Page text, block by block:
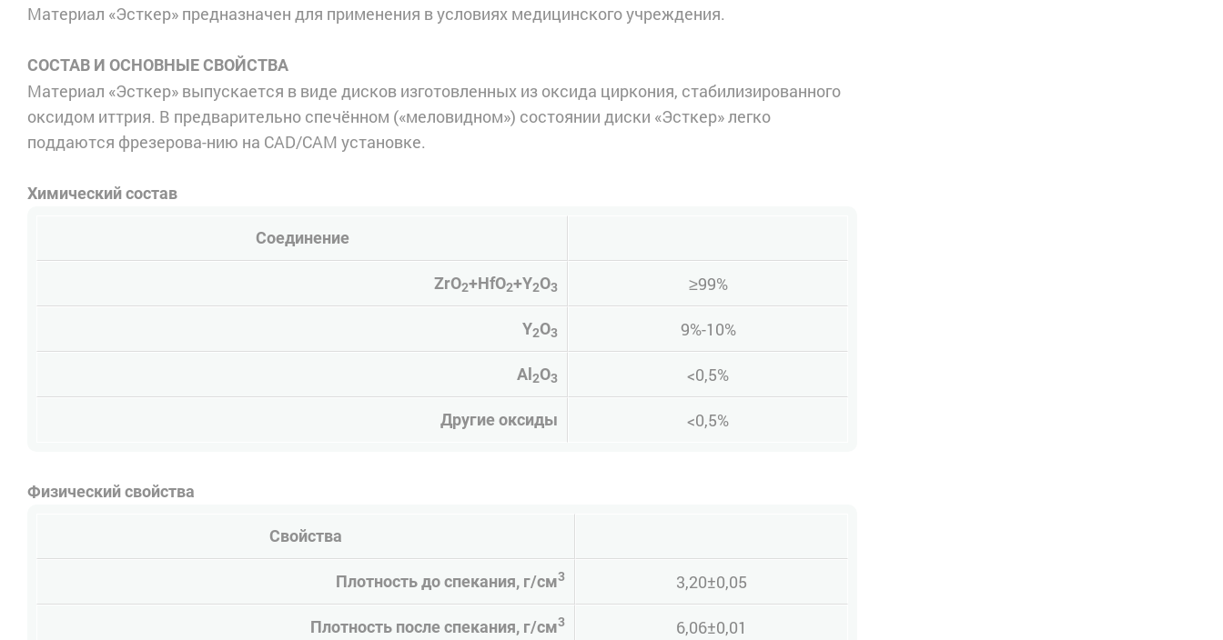
Материал «Эсткер» предназначен для применения в условиях медицинского учреждения.
СОСТАВ И ОСНОВНЫЕ СВОЙСТВА
Материал «Эсткер» выпускается в виде дисков изготовленных из оксида циркония, стабилизированного
оксидом иттрия. В предварительно спечённом («меловидном») состоянии диски «Эсткер» легко
поддаются фрезерова-нию на CAD/CAM установке.
Химический состав
Соединение
ZrO2+HfO2+Y2O3 ≥99%
Y2O3 9%-10%
Al2O3 <0,5%
Другие оксиды <0,5%
Физический свойства
Свойства
Плотность до спекания, г/см3 3,20±0,05
Плотность после спекания, г/см3 6,06±0,01